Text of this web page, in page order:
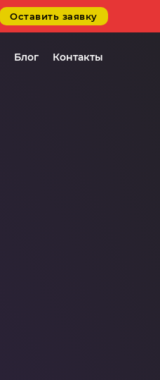
Оставить заявку
Блог Контакты